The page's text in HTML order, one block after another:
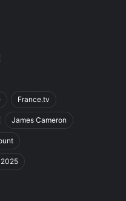
France.tv
James Cameron
2025